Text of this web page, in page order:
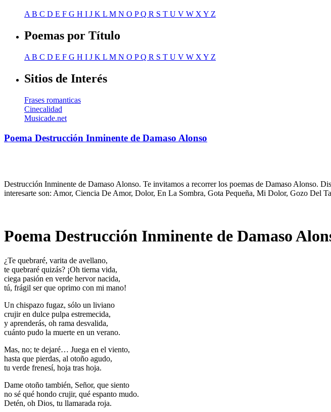
AB C D E F G H I J K L M N O PQ R S T U V W XY Z
Poemas por Título
A B C D E F G H I J K L M N O PQ R S T U V W X Y Z
Sitios de Interés
Frases romanticas
Cinecalidad
Musicade.net
Poema Destrucción Inminente de Damaso Alonso
Destrucción Inminente de Damaso Alonso. Te invitamos a recorrer los poemas de Damaso Alonso.
interesarte son: Amor, Ciencia De Amor, Dolor, En La Sombra, Gota Pequeña, Mi Dolor, Gozo Del
Poema Destrucción Inminente de Damaso
¿Te quebraré, varita de avellano,
te quebraré quizás? ¡Oh tierna vida,
ciega pasión en verde hervor nacida,
tú, frágil ser que oprimo con mi mano!
Un chispazo fugaz, sólo un liviano
crujir en dulce pulpa estremecida,
y aprenderás, oh rama desvalida,
cuánto pudo la muerte en un verano.
Mas, no; te dejaré… Juega en el viento,
hasta que pierdas, al otoño agudo,
tu verde frenesí, hoja tras hoja.
Dame otoño también, Señor, que siento
no sé qué hondo crujir, qué espanto mudo.
Detén, oh Dios, tu llamarada roja.